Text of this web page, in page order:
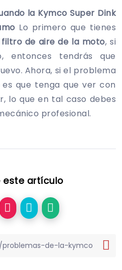
la Kymco Super Dink
Lo primero que tienes
de aire de la moto, si
entonces tendrás que
Ahora, si el problema
que tenga que ver con
lo que en tal caso debes
profesional.
este artículo